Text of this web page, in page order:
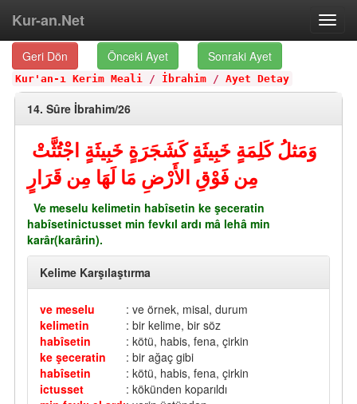
Kur-an.Net
Geri Dön Önceki Ayet Sonraki Ayet
Kur'an-ı Kerim Meali / İbrahim / Ayet Detay
14. Sûre İbrahim/26
وَمَثلُ كَلِمَةٍ خَبِيثَةٍ كَشَجَرَةٍ خَبِيثَةٍ اجْتُثَّتْ
مِن فَوْقِ الأَرْضِ مَا لَهَا مِن قَرَارٍ
Ve meselu kelimetin habîsetin ke şeceratin
habîsetinictusset min fevkıl ardı mâ lehâ min
karâr(karârin).
Kelime Karşılaştırma
ve meselu
: ve örnek, misal, durum
kelimetin
: bir kelime, bir söz
habîsetin
: kötü, habis, fena, çirkin
ke şeceratin
: bir ağaç gibi
habîsetin
: kötü, habis, fena, çirkin
ictusset
: kökünden koparıldı